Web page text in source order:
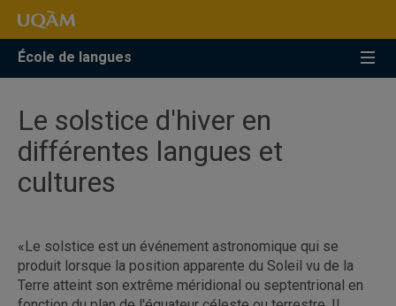
Accéder
recherche
Accéder
menu
pricipal
Accéder
zone
École de langues
Le solstice d'hiver en
différentes langues et
cultures
«Le solstice est un événement astronomique qui se
produit lorsque la position apparente du Soleil vu de la
Terre atteint son extrême méridional ou septentrional en